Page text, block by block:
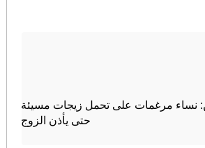
نساء مرغمات على تحمل زيجات مسيئة
حتى يأذن الزوج